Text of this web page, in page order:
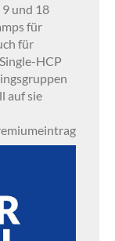
und 18
für
für
HCP
auf sie